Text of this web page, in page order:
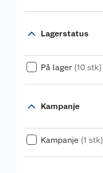
Lagerstatus
På lager (10 stk)
Kampanje
Kampanje (1 stk)